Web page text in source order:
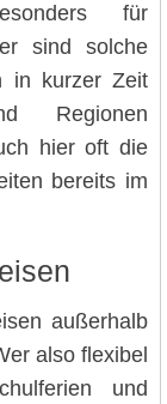
für
sind solche
in kurzer Zeit
Regionen
hier oft die
bereits im
außerhalb
also flexibel
und